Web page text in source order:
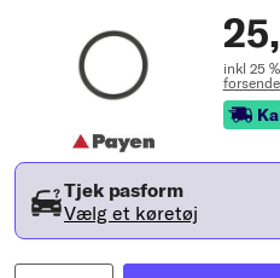
inkl 25
Tjek pasform
Vælg et køretøj